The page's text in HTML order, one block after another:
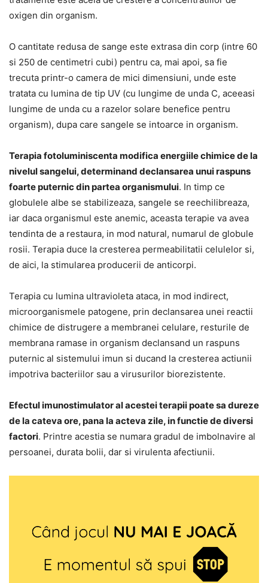
oxigen din organism.
O cantitate redusa de sange este extrasa din corp (intre 60
si 250 de centimetri cubi) pentru ca, mai apoi, sa fie
trecuta printr-o camera de mici dimensiuni, unde este
tratata cu lumina de tip UV (cu lungime de unda C, aceeasi
lungime de unda cu a razelor solare benefice pentru
organism), dupa care sangele se intoarce in organism.
Terapia fotoluminiscenta modifica energiile chimice de la
nivelul sangelui, determinand declansarea unui raspuns
foarte puternic din partea organismului. In timp ce
globulele albe se stabilizeaza, sangele se reechilibreaza,
iar daca organismul este anemic, aceasta terapie va avea
tendinta de a restaura, in mod natural, numarul de globule
rosii. Terapia duce la cresterea permeabilitatii celulelor si,
de aici, la stimularea producerii de anticorpi.
Terapia cu lumina ultravioleta ataca, in mod indirect,
microorganismele patogene, prin declansarea unei reactii
chimice de distrugere a membranei celulare, resturile de
membrana ramase in organism declansand un raspuns
puternic al sistemului imun si ducand la cresterea actiunii
impotriva bacteriilor sau a virusurilor biorezistente.
Efectul imunostimulator al acestei terapii poate sa dureze
de la cateva ore, pana la acteva zile, in functie de diversi
factori. Printre acestia se numara gradul de imbolnavire al
persoanei, durata bolii, dar si virulenta afectiunii.